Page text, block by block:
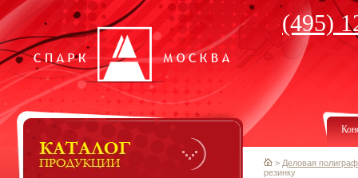
(495)
> Деловая
резинку